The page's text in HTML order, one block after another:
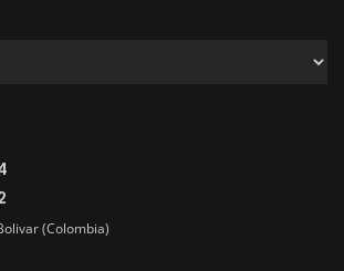
(Colombia)